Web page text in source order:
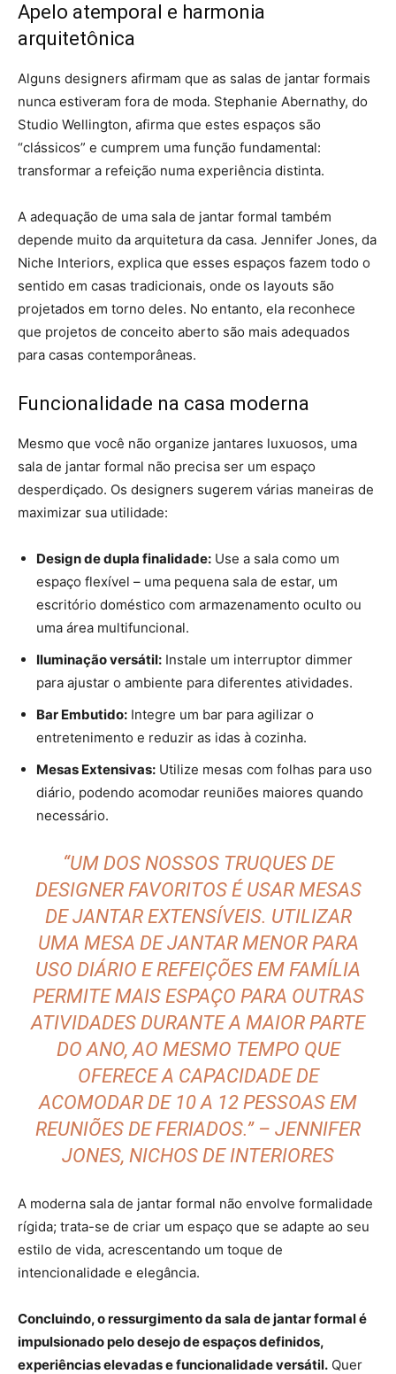
Apelo atemporal e harmonia
arquitetônica
Alguns designers afirmam que as salas de jantar formais
nunca estiveram fora de moda. Stephanie Abernathy, do
Studio Wellington, afirma que estes espaços são
“clássicos” e cumprem uma função fundamental:
transformar a refeição numa experiência distinta.
A adequação de uma sala de jantar formal também
depende muito da arquitetura da casa. Jennifer Jones, da
Niche Interiors, explica que esses espaços fazem todo o
sentido em casas tradicionais, onde os layouts são
projetados em torno deles. No entanto, ela reconhece
que projetos de conceito aberto são mais adequados
para casas contemporâneas.
Funcionalidade na casa moderna
Mesmo que você não organize jantares luxuosos, uma
sala de jantar formal não precisa ser um espaço
desperdiçado. Os designers sugerem várias maneiras de
maximizar sua utilidade:
Design de dupla finalidade: Use a sala como um
espaço flexível – uma pequena sala de estar, um
escritório doméstico com armazenamento oculto ou
uma área multifuncional.
Iluminação versátil: Instale um interruptor dimmer
para ajustar o ambiente para diferentes atividades.
Bar Embutido: Integre um bar para agilizar o
entretenimento e reduzir as idas à cozinha.
Mesas Extensivas: Utilize mesas com folhas para uso
diário, podendo acomodar reuniões maiores quando
necessário.
“UM DOS NOSSOS TRUQUES DE
DESIGNER FAVORITOS É USAR MESAS
DE JANTAR EXTENSÍVEIS. UTILIZAR
UMA MESA DE JANTAR MENOR PARA
USO DIÁRIO E REFEIÇÕES EM FAMÍLIA
PERMITE MAIS ESPAÇO PARA OUTRAS
ATIVIDADES DURANTE A MAIOR PARTE
DO ANO, AO MESMO TEMPO QUE
OFERECE A CAPACIDADE DE
ACOMODAR DE 10 A 12 PESSOAS EM
REUNIÕES DE FERIADOS.” – JENNIFER
JONES, NICHOS DE INTERIORES
A moderna sala de jantar formal não envolve formalidade
rígida; trata-se de criar um espaço que se adapte ao seu
estilo de vida, acrescentando um toque de
intencionalidade e elegância.
Concluindo, o ressurgimento da sala de jantar formal é
impulsionado pelo desejo de espaços definidos,
experiências elevadas e funcionalidade versátil. Quer